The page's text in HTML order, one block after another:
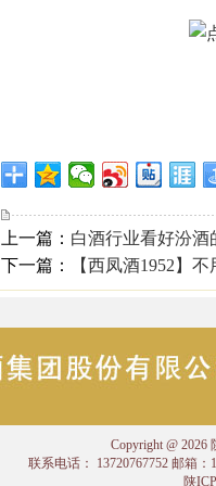
上一篇： 白酒行业看好汾酒
下一篇：
【西凤酒1952】
Copyright @
联系电话： 13720767752 邮箱
陕